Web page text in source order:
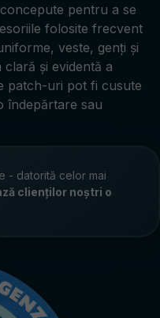
pentru a se
folosite frecvent
veste, genți și
și evidentă a
patch-uri pot fi cusute
îndepărtare sau
- datorită celor mai
clienților noștri o